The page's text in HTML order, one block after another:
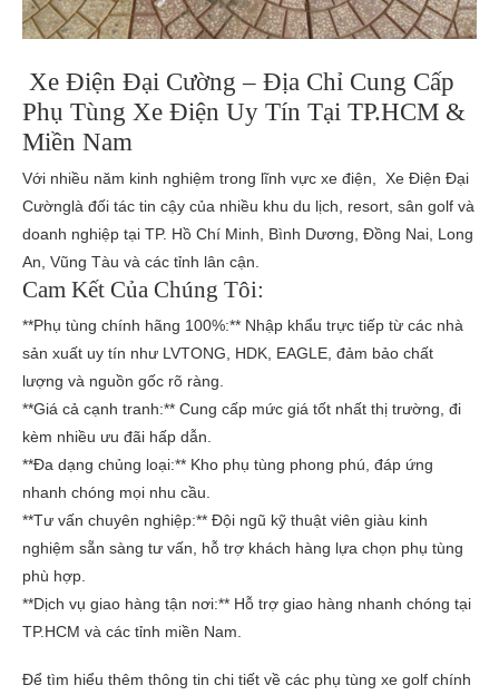
Xe Điện Đại Cường – Địa Chỉ Cung Cấp
Phụ Tùng Xe Điện Uy Tín Tại TP.HCM &
Miền Nam
Với nhiều năm kinh nghiệm trong lĩnh vực xe điện, Xe Điện Đại
Cườnglà đối tác tin cậy của nhiều khu du lịch, resort, sân golf và
doanh nghiệp tại TP. Hồ Chí Minh, Bình Dương, Đồng Nai, Long
An, Vũng Tàu và các tỉnh lân cận.
Cam Kết Của Chúng Tôi:
**Phụ tùng chính hãng 100%:** Nhập khẩu trực tiếp từ các nhà
sản xuất uy tín như LVTONG, HDK, EAGLE, đảm bảo chất
lượng và nguồn gốc rõ ràng.
**Giá cả cạnh tranh:** Cung cấp mức giá tốt nhất thị trường, đi
kèm nhiều ưu đãi hấp dẫn.
**Đa dạng chủng loại:** Kho phụ tùng phong phú, đáp ứng
nhanh chóng mọi nhu cầu.
**Tư vấn chuyên nghiệp:** Đội ngũ kỹ thuật viên giàu kinh
nghiệm sẵn sàng tư vấn, hỗ trợ khách hàng lựa chọn phụ tùng
phù hợp.
**Dịch vụ giao hàng tận nơi:** Hỗ trợ giao hàng nhanh chóng tại
TP.HCM và các tỉnh miền Nam.
Để tìm hiểu thêm thông tin chi tiết về các phụ tùng xe golf chính